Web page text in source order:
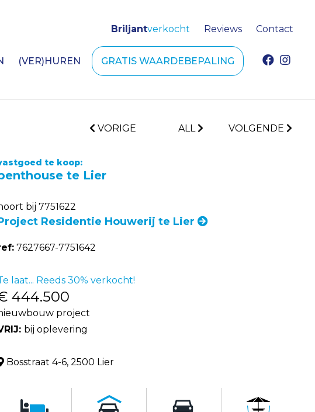
Briljantverkocht Reviews Contact
(VER)HUREN GRATIS WAARDEBEPALING
VORIGE ALL VOLGENDE
te koop:
te Lier
bij 7751622
Residentie Houwerij te Lier
7627667-7751642
laat... Reeds 30% verkocht!
444.500
project
bij oplevering
Bosstraat 4-6, 2500 Lier